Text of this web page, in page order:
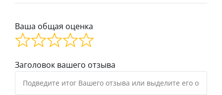
Ваша общая оценка
Заголовок вашего отзыва